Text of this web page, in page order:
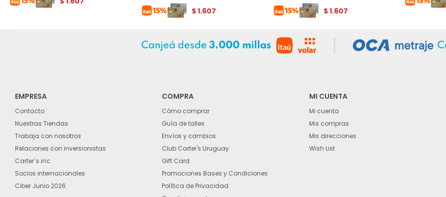
$1.607 $1.607
EMPRESA
Contacto
Nuestras Tiendas
Trabaja con nosotros
Relaciones con inversionistas
Carter´s inc
Socios internacionales
Ciber Junio 2026
COMPRA
Cómo comprar
Guía de talles
Envíos y cambios
Club Carter's Uruguay
Gift Card
Promociones Bases y Condiciones
Política de Privacidad
MI CUENTA
Mi cuenta
Mis compras
Mis direcciones
Wish List